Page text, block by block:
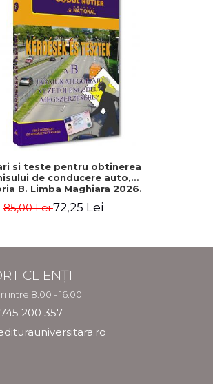
si teste pentru obtinerea
de conducere auto,
B. Limba Maghiara 2026.
85,00 Lei72,25 Lei
CLIENȚI
intre 8.00 - 16.00
200 357